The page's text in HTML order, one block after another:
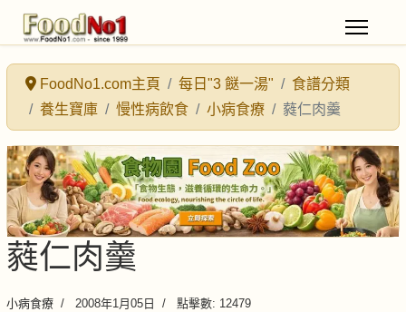
FoodNo1.com主頁 每日"3 餸一湯"
食譜分類
養生寶庫
慢性病飲食 小病食療 蕤仁肉羹
蕤仁肉羹
小病食療 2008年1月05日 點擊數: 12479